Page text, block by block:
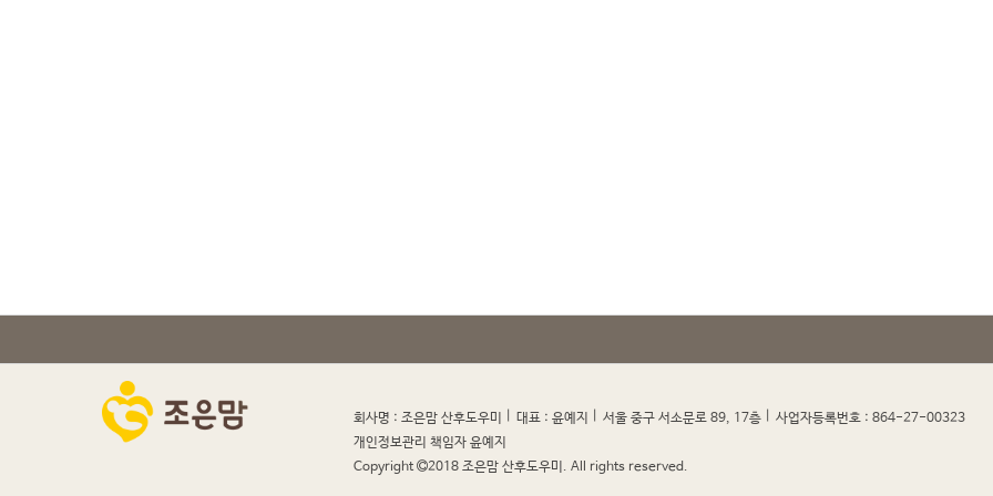
회사명 : 조은맘 산후도우미 대표 : 윤예지 서울 중구 서소문로 89, 17층 사업자등록번호 : 864-27-00323
개인정보관리 책임자 윤예지
Copyright
2018 조은맘 산후도우미. All rights reserved.